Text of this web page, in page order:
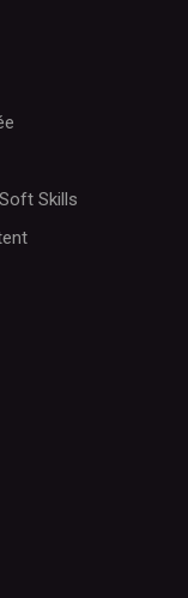
Skills